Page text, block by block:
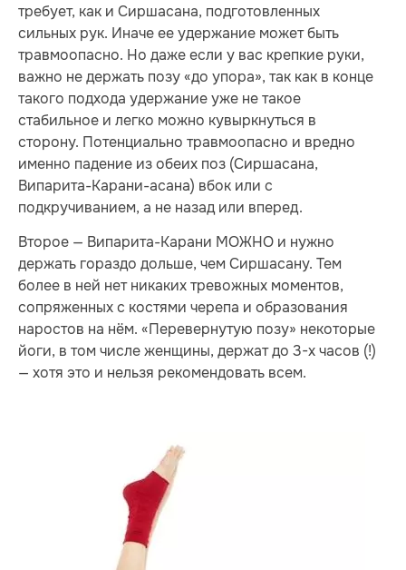
требует, как и Сиршасана, подготовленных
сильных рук. Иначе ее удержание может быть
травмоопасно. Но даже если у вас крепкие руки,
важно не держать позу «до упора», так как в конце
такого подхода удержание уже не такое
стабильное и легко можно кувыркнуться в
сторону. Потенциально травмоопасно и вредно
именно падение из обеих поз (Сиршасана,
Випарита-Карани-асана) вбок или с
подкручиванием, а не назад или вперед.
Второе — Випарита-Карани МОЖНО и нужно
держать гораздо дольше, чем Сиршасану. Тем
более в ней нет никаких тревожных моментов,
сопряженных с костями черепа и образования
наростов на нём. «Перевернутую позу» некоторые
йоги, в том числе женщины, держат до 3-х часов (!)
— хотя это и нельзя рекомендовать всем.